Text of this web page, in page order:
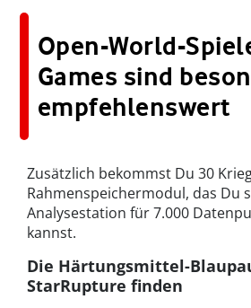
Open-World-
Games sind
empfehlenswert
Zusätzlich bekommst Du 30
Rahmenspeichermodul, das Du
Analysestation für 7.000
kannst.
Die Härtungsmittel-
StarRupture finden